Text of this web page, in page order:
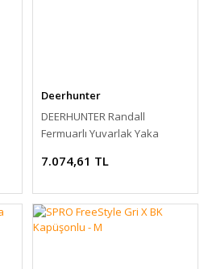
Deerhunter
DEERHUNTER Randall
Fermuarlı Yuvarlak Yaka
7.074,61 TL